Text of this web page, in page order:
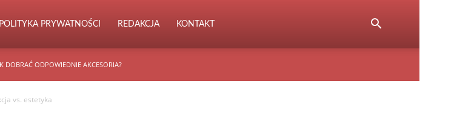
POLITYKA PRYWATNOŚCI REDAKCJA KONTAKT
DOBRAĆ ODPOWIEDNIE AKCESORIA?
vs. estetyka